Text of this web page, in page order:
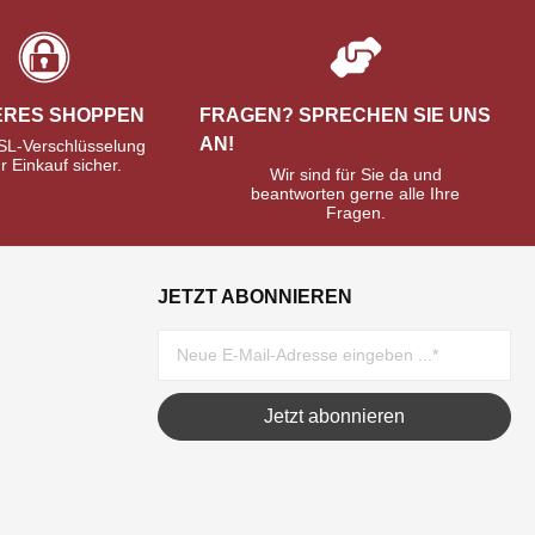
SHOPPEN
Verschlüsselung
Einkauf sicher.
FRAGEN? SPRECHEN SIE UNS
AN!
Wir sind für Sie da und
beantworten gerne alle Ihre
Fragen.
JETZT ABONNIEREN
Jetzt abonnieren